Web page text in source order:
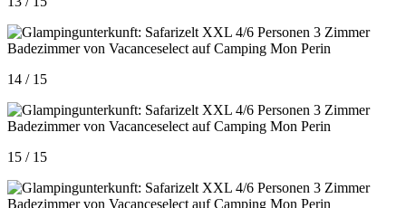
14 / 15
15 / 15